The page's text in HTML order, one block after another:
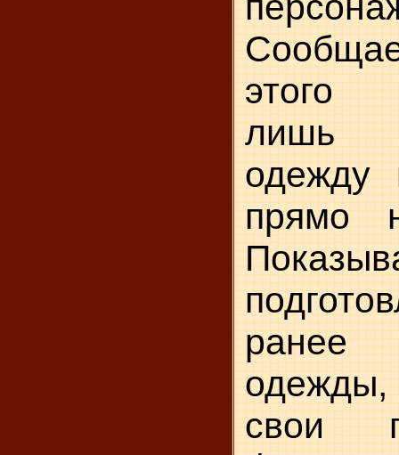
этого
лишь
одежду
прямо
одежды,
свои